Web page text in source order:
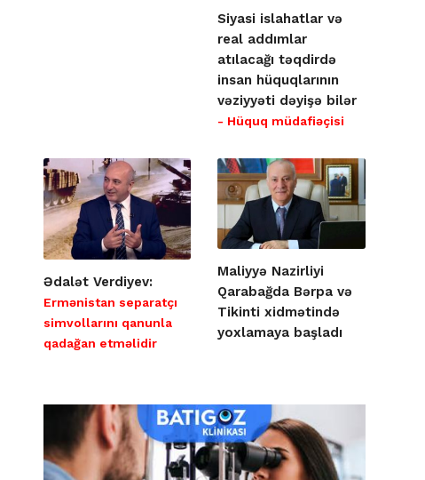
Siyasi islahatlar və
real addımlar
atılacağı təqdirdə
insan hüquqlarının
vəziyyəti dəyişə bilər
- Hüquq müdafiəçisi
Ədalət Verdiyev:
Ermənistan separatçı
simvollarını qanunla
qadağan etməlidir
Maliyyə Nazirliyi
Qarabağda Bərpa və
Tikinti xidmətində
yoxlamaya başladı